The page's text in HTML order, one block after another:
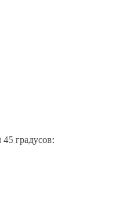
градусов: